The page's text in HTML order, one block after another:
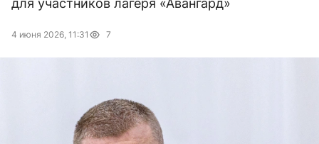
для участников лагеря «Авангард»
4 июня 2026, 11:31 7